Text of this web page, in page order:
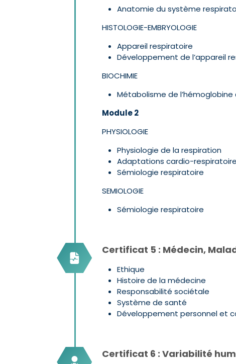
Anatomie du système
HISTOLOGIE-EMBRYOLOGIE
Appareil respiratoire
Développement de l’appareil
BIOCHIMIE
Métabolisme de
Module 2
PHYSIOLOGIE
Physiologie de la respiration
Adaptations cardio-
Sémiologie respiratoire
SEMIOLOGIE
Sémiologie respiratoire
Certificat 5 : Médecin,
Ethique
Histoire de la médecine
Responsabilité sociétale
Système de santé
Développement personnel et
Certificat 6 : Variabilité